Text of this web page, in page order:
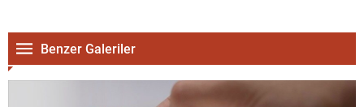
Benzer Galeriler